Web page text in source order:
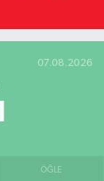
07.08.2026
ÖĞLE